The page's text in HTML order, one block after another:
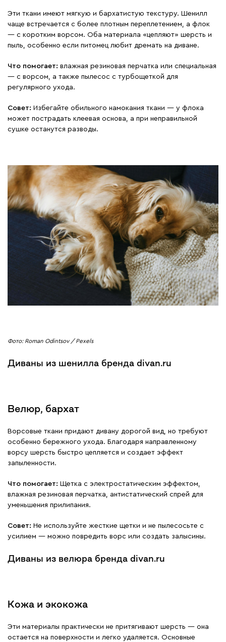
Эти ткани имеют мягкую и бархатистую текстуру. Шенилл
чаще встречается с более плотным переплетением, а флок
— с коротким ворсом. Оба материала «цепляют» шерсть и
пыль, особенно если питомец любит дремать на диване.
Что помогает: влажная резиновая перчатка или специальная
— с ворсом, а также пылесос с турбощеткой для
регулярного ухода.
Совет: Избегайте обильного намокания ткани — у флока
может пострадать клеевая основа, а при неправильной
сушке останутся разводы.
Фото: Roman Odintsov / Pexels
Диваны из шенилла бренда divan.ru
Велюр, бархат
Ворсовые ткани придают дивану дорогой вид, но требуют
особенно бережного ухода. Благодаря направленному
ворсу шерсть быстро цепляется и создает эффект
запыленности.
Что помогает: Щетка с электростатическим эффектом,
влажная резиновая перчатка, антистатический спрей для
уменьшения прилипания.
Совет: Не используйте жесткие щетки и не пылесосьте с
усилием — можно повредить ворс или создать залысины.
Диваны из велюра бренда divan.ru
Кожа и экокожа
Эти материалы практически не притягивают шерсть — она
остается на поверхности и легко удаляется. Основные